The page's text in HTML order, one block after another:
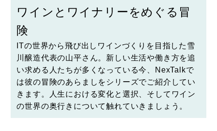
ワインとワイナリーをめぐる冒
険
ITの世界から飛び出しワインづくりを目指した 雪
川醸造代表の山平さん。新しい生活や働き方を追
い求める人たちが多くなっている今、NexTalkで
は彼の冒険のあらましをシリーズでご紹介してい
きます。人生における変化と選択、そしてワイン
の世界の奥行きについて触れていきましょう。